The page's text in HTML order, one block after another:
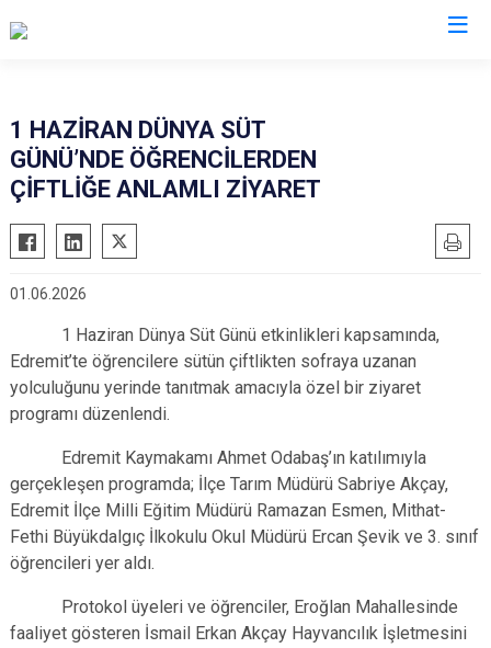
Ayvalık
Balya
Bandırma
Dursunbey
Edremit
Erdek
Gönen
Havran
Savaştepe
Sındırgı
Altıeylül
1 HAZİRAN DÜNYA SÜT
GÜNÜ’NDE ÖĞRENCİLERDEN
ÇİFTLİĞE ANLAMLI ZİYARET
01.06.2026
1 Haziran Dünya Süt Günü etkinlikleri kapsamında,
Edremit’te öğrencilere sütün çiftlikten sofraya uzanan
yolculuğunu yerinde tanıtmak amacıyla özel bir ziyaret
programı düzenlendi.
Edremit Kaymakamı Ahmet Odabaş’ın katılımıyla
gerçekleşen programda; İlçe Tarım Müdürü Sabriye Akçay,
Edremit İlçe Milli Eğitim Müdürü Ramazan Esmen, Mithat-
Fethi Büyükdalgıç İlkokulu Okul Müdürü Ercan Şevik ve 3. sınıf
öğrencileri yer aldı.
Protokol üyeleri ve öğrenciler, Eroğlan Mahallesinde
faaliyet gösteren İsmail Erkan Akçay Hayvancılık İşletmesini